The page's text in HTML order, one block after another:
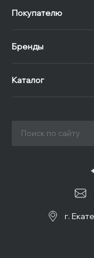
Покупателю
Бренды
Каталог
г.